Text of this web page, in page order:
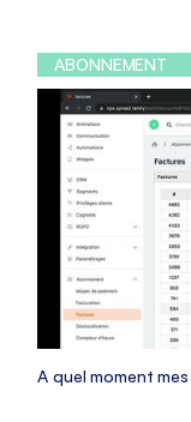
ABONNEMENT
A quel moment